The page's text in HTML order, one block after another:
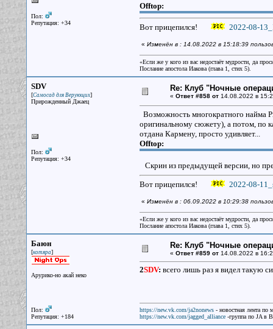
Пол:
Репутация: +34
Offtop:
Вот прицепился! 2022-08-
« Изменён в : 14.08.2022 в 15:18:39
«Если же у кого из вас недостаёт мудрости, да
Послание апостола Иакова (глава 1, стих 5).
SDV
[Самосад для Верующих]
Прирожденный Джаец
Пол:
Репутация: +34
Re: Клуб "Ночные
« Ответ #858 от14.08.2022 в
Возможность многократного найма
оригинальному сюжету), а потом, по
отдана Кармену, просто удивляет...
Offtop:
Скрин из предыдущей версии, но
Вот прицепился! 2022-08-
« Изменён в : 06.09.2022 в 10:29:38
«Если же у кого из вас недостаёт мудрости, да
Послание апостола Иакова (глава 1, стих 5).
Баюн
[котяра]
Арурико-но акай неко
Пол:
Репутация: +184
Re: Клуб "Ночные
« Ответ #859 от14.08.2022 в
2SDV: всего лишь раз я видел такую
https://new.vk.com/ja2nonews- новостная лента по
https://new.vk.com/jagged_alliance-группа по JA в